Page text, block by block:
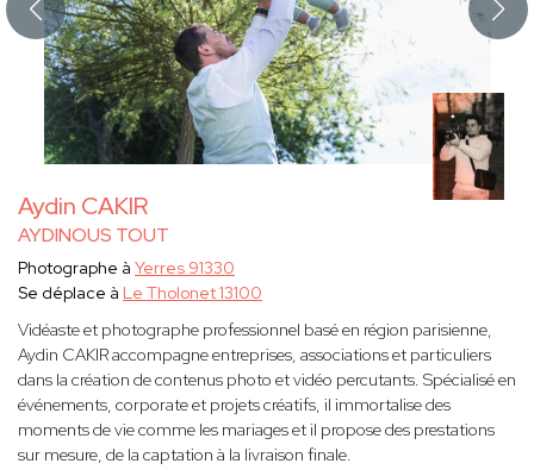
Aydin CAKIR
AYDINOUS TOUT
Photographe à Yerres 91330
Se déplace à Le Tholonet 13100
Vidéaste et photographe professionnel basé en région parisienne,
Aydin CAKIR accompagne entreprises, associations et particuliers
dans la création de contenus photo et vidéo percutants. Spécialisé en
événements, corporate et projets créatifs, il immortalise des
moments de vie comme les mariages et il propose des prestations
sur mesure, de la captation à la livraison finale.